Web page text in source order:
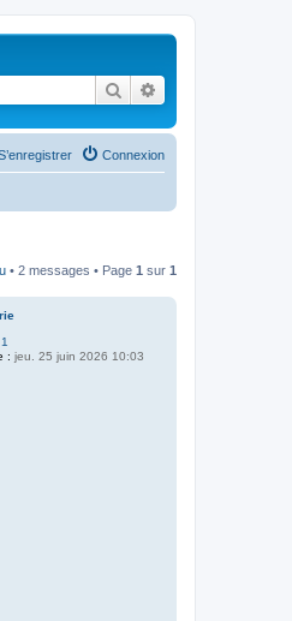
Rechercher
Connexion
• 2 messages • Page 1 sur 1
1
: jeu. 25 juin 2026 10:03